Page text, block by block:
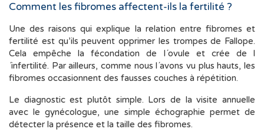
Comment les fibromes affectent-ils la fertilité ?
Une des raisons qui explique la relation entre fibromes et
fertilité est qu’ils peuvent opprimer les trompes de Fallope.
Cela empêche la fécondation de l´ovule et crée de l
´infertilité. Par ailleurs, comme nous l´avons vu plus hauts, les
fibromes occasionnent des fausses couches à répétition.
Le diagnostic est plutôt simple. Lors de la visite annuelle
avec le gynécologue, une simple échographie permet de
détecter la présence et la taille des fibromes.